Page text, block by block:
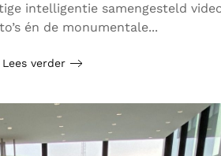
intelligentie samengesteld
én de monumentale...
Lees verder